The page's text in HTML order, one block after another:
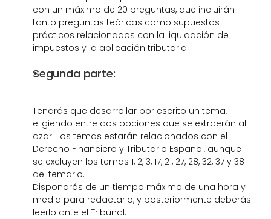
con un máximo de 20 preguntas, que incluirán
tanto preguntas teóricas como supuestos
prácticos relacionados con la liquidación de
impuestos y la aplicación tributaria.
Segunda parte:
Tendrás que desarrollar por escrito un tema,
eligiendo entre dos opciones que se extraerán al
azar. Los temas estarán relacionados con el
Derecho Financiero y Tributario Español, aunque
se excluyen los temas 1, 2, 3, 17, 21, 27, 28, 32, 37 y 38
del temario.
Dispondrás de un tiempo máximo de una hora y
media para redactarlo, y posteriormente deberás
leerlo ante el Tribunal.